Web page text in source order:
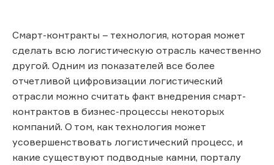
Смарт-контракты – технология, которая может
сделать всю логистическую отрасль качественно
другой. Одним из показателей все более
отчетливой цифровизации логистический
отрасли можно считать факт внедрения смарт-
контрактов в бизнес-процессы некоторых
компаний. О том, как технология может
усовершенствовать логистический процесс, и
какие существуют подводные камни, порталу